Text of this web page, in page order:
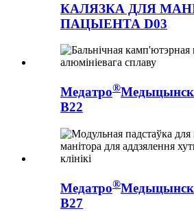
КАЛЯЗКА ДЛЯ
ПАЦЫЕНТА D03
Медатро®
B22
Медатро®
B27